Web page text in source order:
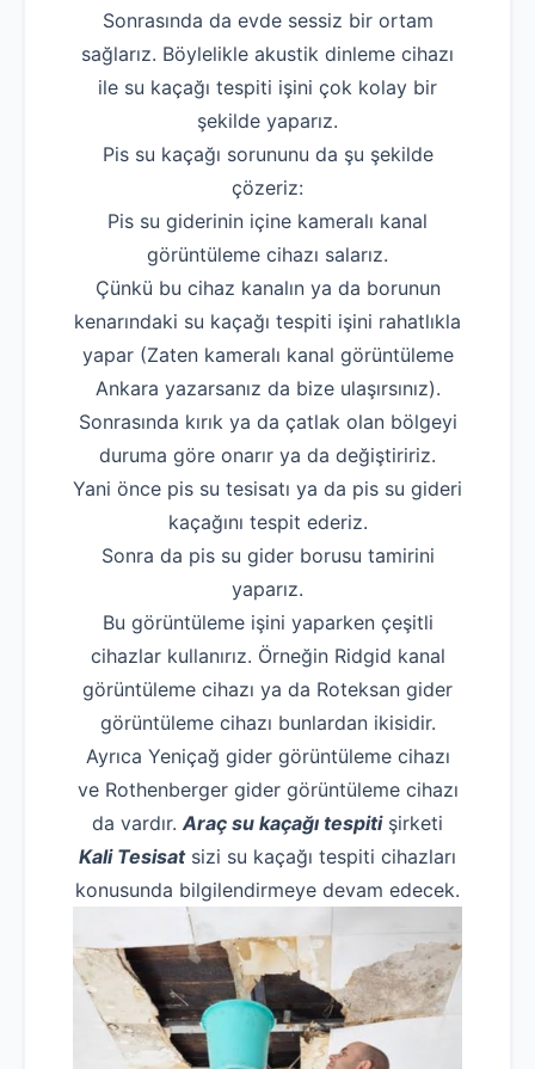
Sonrasında da evde sessiz bir ortam
sağlarız. Böylelikle akustik dinleme cihazı
ile su kaçağı tespiti işini çok kolay bir
şekilde yaparız.
Pis su kaçağı sorununu da şu şekilde
çözeriz:
Pis su giderinin içine kameralı kanal
görüntüleme cihazı salarız.
Çünkü bu cihaz kanalın ya da borunun
kenarındaki su kaçağı tespiti işini rahatlıkla
yapar (Zaten kameralı kanal görüntüleme
Ankara yazarsanız da bize ulaşırsınız).
Sonrasında kırık ya da çatlak olan bölgeyi
duruma göre onarır ya da değiştiririz.
Yani önce pis su tesisatı ya da pis su gideri
kaçağını tespit ederiz.
Sonra da pis su gider borusu tamirini
yaparız.
Bu görüntüleme işini yaparken çeşitli
cihazlar kullanırız. Örneğin Ridgid kanal
görüntüleme cihazı ya da Roteksan gider
görüntüleme cihazı bunlardan ikisidir.
Ayrıca Yeniçağ gider görüntüleme cihazı
ve Rothenberger gider görüntüleme cihazı
da vardır. Araç su kaçağı tespitişirketi
Kali Tesisatsizi su kaçağı tespiti cihazları
konusunda bilgilendirmeye devam edecek.